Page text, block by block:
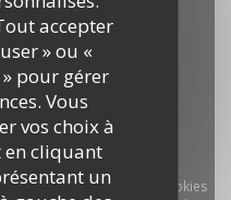
accepter
» ou «
pour gérer
Vous
vos choix à
cliquant
un
vous devez accepter les cookies